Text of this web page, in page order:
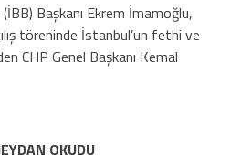
Başkanı Ekrem İmamoğlu,
töreninde İstanbul’un fethi ve
CHP Genel Başkanı Kemal
OKUDU